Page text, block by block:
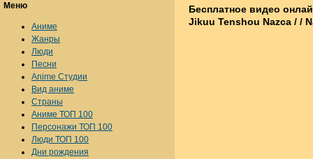
Бесплатное видео
Jikuu Tenshou Nazca / /
Меню
Аниме
Жанры
Люди
Песни
Anime Студии
Вид аниме
Страны
Аниме ТОП 100
Персонажи ТОП 100
Люди ТОП 100
Дни рождения